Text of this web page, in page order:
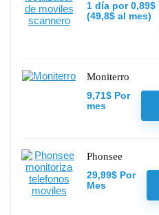
1 día por 0,89$
(49,8$ al mes)
Moniterro
9,71$ Por
mes
Phonsee
29,99$ Por
Mes